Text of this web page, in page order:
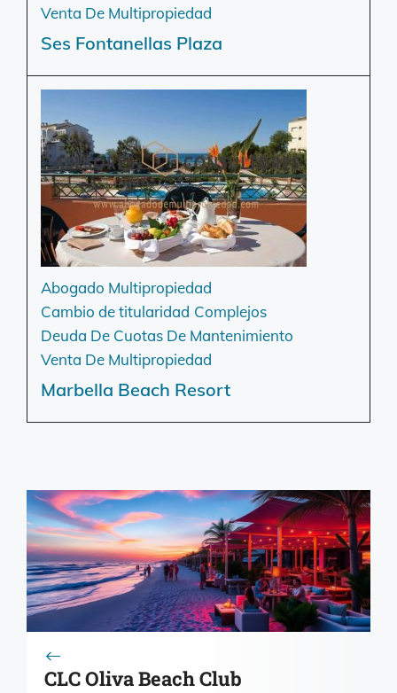
Venta De Multipropiedad
Ses Fontanellas Plaza
Abogado Multipropiedad
Cambio de titularidad Complejos
Deuda De Cuotas De Mantenimiento
Venta De Multipropiedad
Marbella Beach Resort
CLC Oliva Beach Club